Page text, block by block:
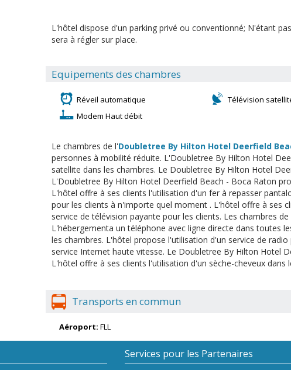
L'hôtel dispose d'un parking privé ou conventionné; N'étant
sera à régler sur place.
Equipements des chambres
Réveil automatique Télévision
Modem Haut débit
Le chambres de l'Doubletree By Hilton Hotel Deerfield
personnes à mobilité réduite. L'Doubletree By Hilton Hotel
satellite dans les chambres. Le Doubletree By Hilton Hotel
L'Doubletree By Hilton Hotel Deerfield Beach - Boca Raton
L'hôtel offre à ses clients l'utilisation d'un fer à repasser
pour les clients à n'importe quel moment . L'hôtel offre à ses
service de télévision payante pour les clients. Les chambres
L'hébergementa un téléphone avec ligne directe dans toutes
les chambres. L'hôtel propose l'utilisation d'un service de
service Internet haute vitesse. Le Doubletree By Hilton Hotel
L'hôtel offre à ses clients l'utilisation d'un sèche-cheveux dans
Transports en commun
Aéroport: FLL
Services pour les Partenaires